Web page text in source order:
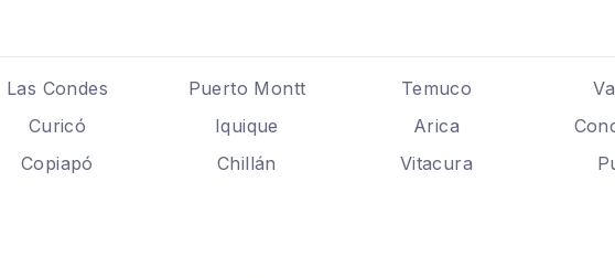
Las Condes Puerto Montt Temuco
Curicó Iquique Arica
Copiapó Chillán Vitacura